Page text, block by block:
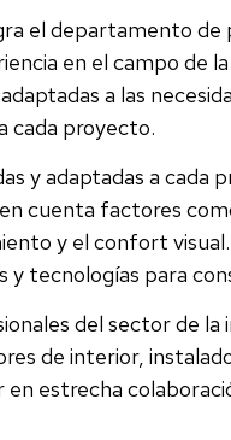
el departamento
en el campo de
a las
cada proyecto.
y adaptadas a cada
cuenta factores
y el confort
tecnologías para
del sector de
de interior,
estrecha